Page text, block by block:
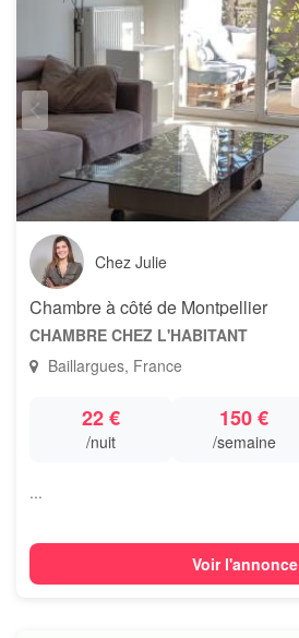
Chez Julie
Chambre à côté de Montpellier
CHAMBRE CHEZ L'HABITANT
Baillargues, France
22 €
/nuit
150 €
/semaine
...
Voir l'annonce